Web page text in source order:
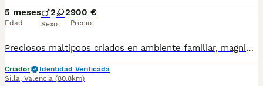
5 meses
Edad
2 2
Sexo
900 €
Precio
Preciosos maltipoos criados en ambiente familiar, magnificas instalaciones y muy bien sociabilizados🥰 maltipoos de las mejores lineas coreanas y asiaticas! Estamos cerca de Benidorm, Alicante, Castellon, Denia, Valencia, Madrid, Barcelona. 627887828 627/88/78/27 Nuestros peques se entregan vacunados, desparasitados, con microchip y pasaporte, con informe veterinario de salud, garantia virica y genética por escrito y pedigree opcional. 💯ATENCIÓN PERSONALIZADA💯 TELEFONO Y WHATSAPP 627/887/827, Si buscas exclusividad y calidad en todos los aspectos escribenos para mas info y no dudes en contactar con nosotros! Te atenderemos las 24h dia, los 365 dias del año!😄 OJO!🫱Los precios siempre serán variables segun fisionomia, sexo y color. Siguenos en Facebook y tiktok! Web Alelenellminiaturas.com OJO☝️Precios desde 1000e depende de sexo, color y fisionomia del ejemplar!
Criador
Identidad Verificada
Silla, Valencia (80.8km)